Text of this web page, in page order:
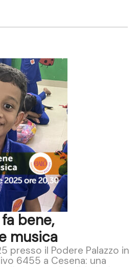
bene,
musica
presso il Podere Palazzo in
6455 a Cesena: una